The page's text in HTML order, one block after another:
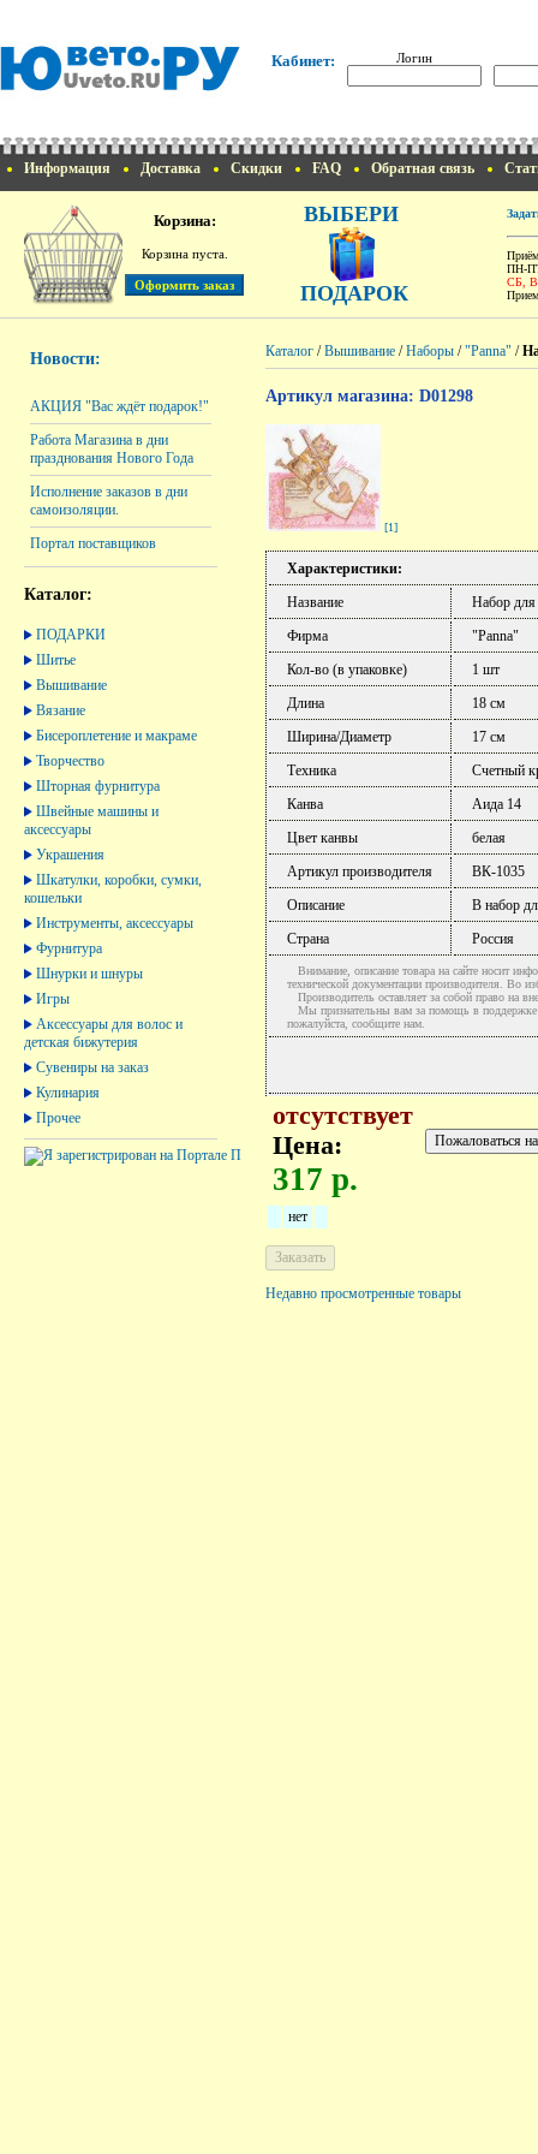
Кабинет: Логин
Информация Доставка Скидки FAQ Обратная связь
Корзина:
Корзина пуста.
ВЫБЕРИ
ПОДАРОК
ПН-
СБ,
Новости:
АКЦИЯ "Вас ждёт подарок!"
Работа Магазина в дни
празднования Нового Года
Исполнение заказов в дни
самоизоляции.
Портал поставщиков
Каталог:
ПОДАРКИ
Шитье
Вышивание
Вязание
Бисероплетение и макраме
Творчество
Шторная фурнитура
Швейные машины и
аксессуары
Украшения
Шкатулки, коробки, сумки,
кошельки
Инструменты, аксессуары
Фурнитура
Шнурки и шнуры
Игры
Аксессуары для волос и
детская бижутерия
Сувениры на заказ
Кулинария
Прочее
Каталог /Вышивание /Наборы /"Panna" /
Артикул магазина: D01298
[1]
Характеристики:
Название
Набор
Фирма
"Panna"
Кол-во (в упаковке)
1 шт
Длина
18 см
Ширина/Диаметр
17 см
Техника
Счетный
Канва
Аида 14
Цвет канвы
белая
Артикул производителя
ВК-1035
Описание
В набор
Страна
Россия
Внимание, описание товара на сайте носит
технической документации производителя. Во
Производитель оставляет за собой право на
Мы признательны вам за помощь в поддержке
пожалуйста, сообщите нам.
отсутствует
Цена:
317 р.
нет
Недавно просмотренные товары